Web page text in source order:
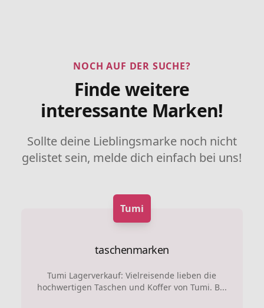
NOCH AUF DER SUCHE?
Finde weitere
interessante Marken!
Sollte deine Lieblingsmarke noch nicht
gelistet sein, melde dich einfach bei uns!
Tumi
taschenmarken
Tumi Lagerverkauf: Vielreisende lieben die
hochwertigen Taschen und Koffer von Tumi. B...